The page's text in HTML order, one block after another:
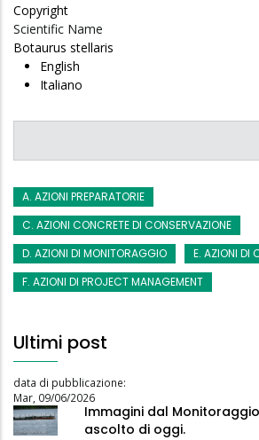
Copyright
Scientific Name
Botaurus stellaris
English
Italiano
A. AZIONI PREPARATORIE
C. AZIONI CONCRETE DI CONSERVAZIONE
D. AZIONI DI MONITORAGGIO
E. AZIONI DI
F. AZIONI DI PROJECT MANAGEMENT
Ultimi post
data di pubblicazione:
Mar, 09/06/2026
Immagini dal
ascolto di oggi.